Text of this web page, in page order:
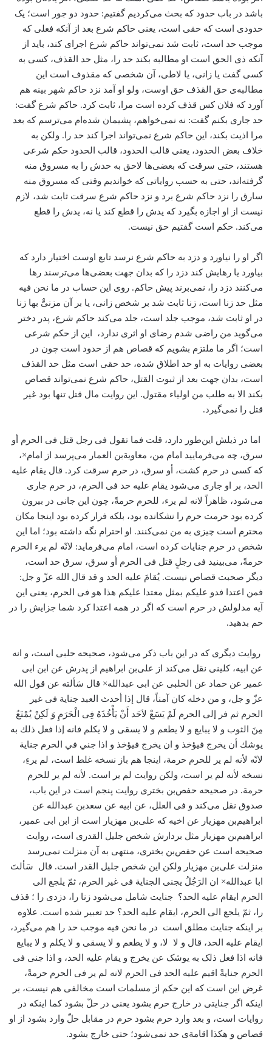
باشد در باب حدود که بحث می‌کردیم گفتیم: حدود دو جور است؛ یک
حدودی است که حقی است، یعنی حاکم شرع بعد از آنکه فعلی که
موجب حد است، ثابت شد نمی‌تواند حاکم شرع اجرای کند، باید از
آنکه ذی الحق است او مطالبه بکند حد را، مثل حد القذف، کسی به
کسی گفت یا زانی، یا لاطی، آن شخصی که مقذوف است این
مطالبه‌ی حق القذف حق اوست، ولو او آمد نزد حاکم شهر بینه هم
آورد که فلان کس قذف کرده است مرا، ثابت کرد. حاکم شرع گفت:
حد جاری بکنم گفت: نه نمی‌خواهم، پشیمان شده‌ام می‌ترسم که بعد
مرا اذیت بکند، این حاکم شرع نمی‌تواند اجرا کند حد را. ولکن به
خلاف بعض الحدود، یعنی قالب الحدود، قالب الحدود حکم شرعی
هستند، حتی سرقت که بعضی‌ها لاحق به حدش را به مسروق منه
گرفته‌اند، حتی به حسب روایاتی که خواندیم وقتی که مسروق منه
سارق را نزد حاکم شرع برد و نزد حاکم شرع سرقت ثابت شد، لازم
نیست از او اجازه بگیرد که یدش را قطع کند یا نه، یدش را قطع
می‌کند. حکم است گفتیم حق نیست.
اگر او را نیاورد و دزد به حاکم شرع نرسد تابع اوست اختیار دارد که
بیاورد یا رهایش کند دزد را که بدان جهت بعضی‌ها می‌ترسند رها
می‌کنند دزد را، نمی‌برند پیش حاکم. روی این حساب در ما نحن فیه
مثل حد زنا است، زنا ثابت شد بر شخص زانی، یا بر آن مزنیٌّ بها زنا
در او ثابت شد، موجب جلد است، جلد می‌کند حاکم شرع، پدر دختر
می‌گوید من راضی شدم رضای او اثری ندارد، این از حکم شرعی
است؛ اگر ما ملتزم بشویم که قصاص هم از حدود است چون در
بعضی روایات به او حد اطلاق شده، حد حقی است مثل حد القذف
است، بدان جهت بعد از ثبوت القتل، حاکم شرع نمی‌تواند قصاص
بکند الا به طلب من اولیاء مقتول. این روایت مال قتل تنها بود غیر
قتل را نمی‌گیرد.
اما در ذیلش این‌طور دارد، قلت فما تقول فی رجل قتل فی الحرم أو
سرق، چه می‌فرمایید امام من، معاویة‌بن العمار می‌پرسد از امام×،
که کسی در حرم کشت، أو سرق، در حرم سرقت کرد. قال یقام علیه
الحد، بر او جاری می‌شود یقام علیه حد فی الحرم، در حرم جاری
می‌شود، ظاهراً لانه لم یرء، للحرم حرمةً، چون این جانی در بیرون
کرده بود حرمت حرم را نشکانده بود، بلکه فرار کرده بود اینجا مکان
محترم است چیزی به من نمی‌کنند. او احترام نگه داشته بود؛ اما این
شخص در حرم جنایات کرده است، امام می‌فرماید: لانّه لم یرء الحرم
حرمةً، می‌بینید فی رجلٍ قتل فی الحرم أو سرق، سرق حد است،
دیگر صحبت قصاص نیست. یُقامَ علیه الحد و قد قال الله عزّ و جل:
فمن اعتدا فدو علیکم بمثل معتدا علیکم هذا هو فی الحرم، یعنی این
آیه مدلولش در حرم است که اگر در همه اعتدا کرد شما جزایش را در
حم بدهید.
روایت دیگری که در این باب ذکر می‌شود، صحیحه حلبی است، و انه
عن ابیه، کلینی نقل می‌کند از علی‌بن ابراهیم از پدرش عن ابن ابی
عمیر عن حماد عن الحلبی عن ابی عبدالله× قال سَألته عن قول الله
عزّ و جل، و من دخله کان آمناً، قال إذا أحدث العبد جنایة فی غیر
الحرم ثم فر إلی الحرم لَمْ یَسَعْ لاَحَد أَنْ یَأْخُذَهُ فِی الْحَرَمِ وَ لَکِنْ یُمْنَعُ
مِنَ الثوب و لا یبایع و لا یطعم و لا یسقی و لا یکلم فانه إذا فعل ذلك به
يوشك أن يخرج فيؤخذ و ان يخرج فيؤخذ و اذا جني في الحرم جناية
لانّه لأنه لم ير للحرم حرمة، اینجا هم باز نسخه غلط است، لم یرءِ،
نسخه لأنه لم ير است، ولکن روایت لم یر است. لأنه لم ير للحرم
حرمة. در صحیحه حفص‌بن بختری روایت پنجم است در این باب،
صدوق نقل می‌کند و فی العلل، عن ابیه عن سعدبن عبدالله عن
ابراهیم‌بن مهزیار عن اخیه که علی‌بن مهزیار است از ابن ابی عمیر،
ابراهیم‌بن مهزیار مثل بردارش شخص جلیل القدری است، روایت
صحیحه است عن حفص‌بن بختری، منتهی به آن منزلت نمی‌رسد
منزلت علی‌بن مهزیار ولکن این شخص جلیل القدر است. قال سَألتَ
ابا عبدالله× ان الرَجُلُ یجنی الجنایة فی غیر الحرم، ثمّ یلجع الی
الحرم ایقام علیه الحد؟ جنایت شامل می‌شود زنا را، دزدی را ؛ قذف
را، ثمّ یلجع الی الحرم، ایقام علیه الحد؟ حد تعبیر شده است. علاوه
بر اینکه جنایت مطلق است در ما نحن فیه موجب حد را هم می‌گیرد،
ایقام علیه الحد، قال و لا لا، و لا یطعم و لا یسقی و لا یکلم و لا یبایع
فانه اذا فعل ذلک به یوشک عن یخرج و یقام علیه الحد، و اذا جنی فی
الحرم جنایةً اقیم علیه الحد فی الحرم لانه لم یر فی الحرم حرمةً،
غرض این است که این حکم از مسلمات است مخالفی هم نیست، بر
اینکه اگر جنایتی در خارج حرم بشود یعنی در حلّ بشود کما اینکه در
روایات است، و بعد وارد حرم بشود حرم در مقابل حلّ وارد بشود از او
قصاص و هکذا اقامةی حد نمی‌شود؛ حتی خارج بشود.